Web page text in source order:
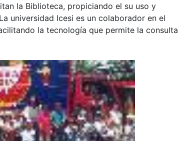
la Biblioteca, propiciando el su uso y
universidad Icesi es un colaborador en el
la tecnología que permite la consulta